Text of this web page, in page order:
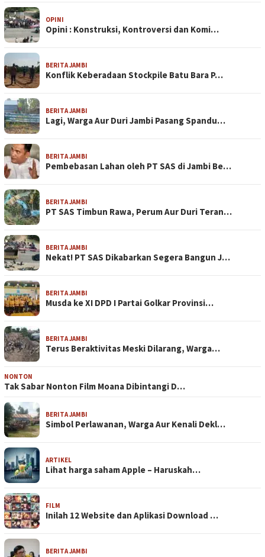
OPINI
Opini : Konstruksi, Kontroversi dan Komi…
BERITA JAMBI
Konflik Keberadaan Stockpile Batu Bara P…
BERITA JAMBI
Lagi, Warga Aur Duri Jambi Pasang Spandu…
BERITA JAMBI
Pembebasan Lahan oleh PT SAS di Jambi Be…
BERITA JAMBI
PT SAS Timbun Rawa, Perum Aur Duri Teran…
BERITA JAMBI
Nekat! PT SAS Dikabarkan Segera Bangun J…
BERITA JAMBI
Musda ke XI DPD I Partai Golkar Provinsi…
BERITA JAMBI
Terus Beraktivitas Meski Dilarang, Warga…
NONTON
Tak Sabar Nonton Film Moana Dibintangi D…
BERITA JAMBI
Simbol Perlawanan, Warga Aur Kenali Dekl…
ARTIKEL
Lihat harga saham Apple – Haruskah…
FILM
Inilah 12 Website dan Aplikasi Download …
BERITA JAMBI